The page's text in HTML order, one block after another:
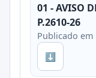
01 - AVISO
P.2610-26
Publicado em
⬇